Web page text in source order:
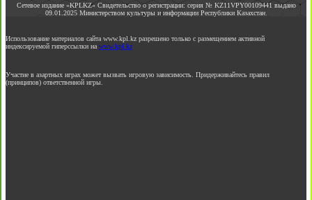
Сетевое издание «KPLKZ» Свидетельство о регистрации: серия № KZ11VPY00109441 выдано
09.01.2025 Министерством культуры и информации Республики Казахстан.
Использование материалов сайта www.kpl.kz разрешено только с размещением активной
индексируемой гиперссылки на www.kpl.kz
Участие в азартных играх может вызвать игровую зависимость. Придерживайтесь правил
(принципов) ответственной игры.